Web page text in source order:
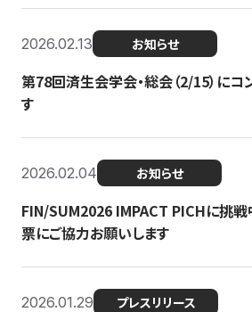
2026.02.13 お知らせ
第78回済生会学会・総会（2/15）に
す
2026.02.04 お知らせ
FIN/SUM2026 IMPACT PICHに挑戦
票にご協力お願いします
2026.01.29 プレスリリース